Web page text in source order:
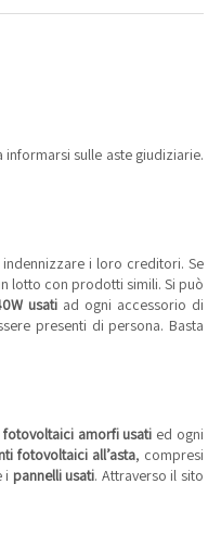
sulle aste giudiziarie.
i loro creditori. Se
lotto con prodotti simili. Si può
usati ad ogni accessorio di
presenti di persona. Basta
fotovoltaici amorfi usati ed ogni
fotovoltaici all’asta, compresi
i pannelli usati. Attraverso il sito